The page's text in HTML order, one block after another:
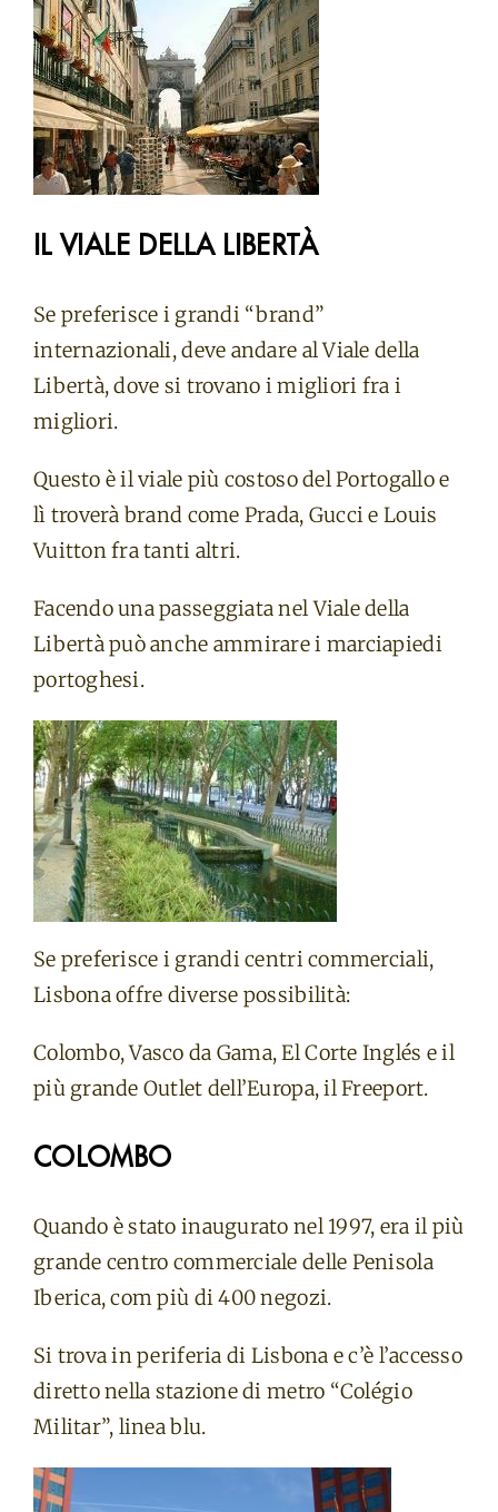
IL VIALE DELLA LIBERTÀ
Se preferisce i grandi “brand”
internazionali, deve andare al Viale della
Libertà, dove si trovano i migliori fra i
migliori.
Questo è il viale più costoso del Portogallo e
lì troverà brand come Prada, Gucci e Louis
Vuitton fra tanti altri.
Facendo una passeggiata nel Viale della
Libertà può anche ammirare i marciapiedi
portoghesi.
Se preferisce i grandi centri commerciali,
Lisbona offre diverse possibilità:
Colombo, Vasco da Gama, El Corte Inglés e il
più grande Outlet dell’Europa, il Freeport.
COLOMBO
Quando è stato inaugurato nel 1997, era il più
grande centro commerciale delle Penisola
Iberica, com più di 400 negozi.
Si trova in periferia di Lisbona e c’è l’accesso
diretto nella stazione di metro “Colégio
Militar”, linea blu.